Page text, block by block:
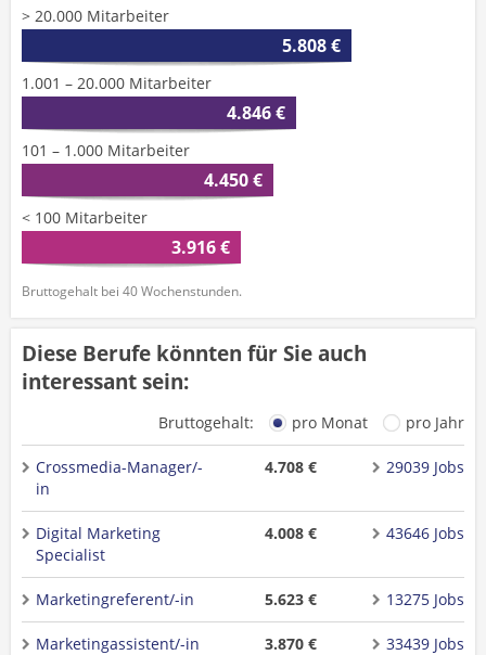
> 20.000 Mitarbeiter
5.808 €
1.001 – 20.000 Mitarbeiter
4.846 €
101 – 1.000 Mitarbeiter
4.450 €
< 100 Mitarbeiter
3.916 €
Bruttogehalt bei 40 Wochenstunden.
Diese Berufe könnten für Sie auch
interessant sein:
Bruttogehalt: pro Monat pro Jahr
Crossmedia-Manager/-
in
4.708 € 29039 Jobs
Digital Marketing
Specialist
4.008 € 43646 Jobs
Marketingreferent/-in 5.623 € 13275 Jobs
Marketingassistent/-in 3.870 € 33439 Jobs